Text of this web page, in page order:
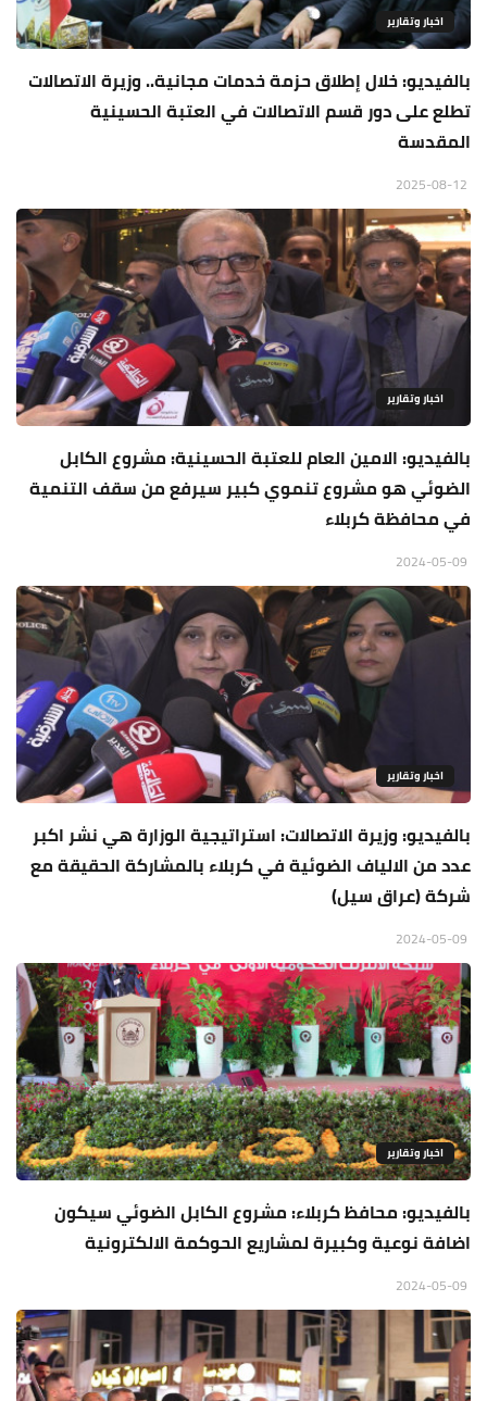
اخبار وتقارير
بالفيديو: خلال إطلاق حزمة خدمات مجانية.. وزيرة الاتصالات
تطلع على دور قسم الاتصالات في العتبة الحسينية
المقدسة
اخبار وتقارير
بالفيديو: الامين العام للعتبة الحسينية: مشروع الكابل
الضوئي هو مشروع تنموي كبير سيرفع من سقف التنمية
في محافظة كربلاء
اخبار وتقارير
بالفيديو: وزيرة الاتصالات: استراتيجية الوزارة هي نشر اكبر
عدد من الالياف الضوئية في كربلاء بالمشاركة الحقيقة مع
شركة (عراق سيل)
اخبار وتقارير
بالفيديو: محافظ كربلاء: مشروع الكابل الضوئي سيكون
اضافة نوعية وكبيرة لمشاريع الحوكمة الالكترونية